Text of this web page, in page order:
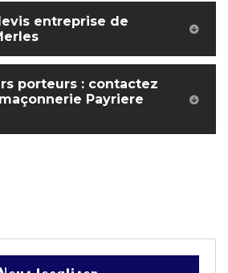
entreprise de
porteurs : contactez
Payriere